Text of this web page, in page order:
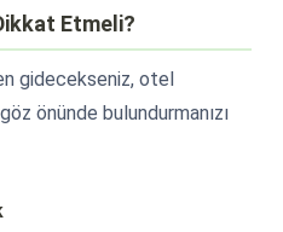
Etmeli?
gidecekseniz, otel
önünde bulundurmanızı